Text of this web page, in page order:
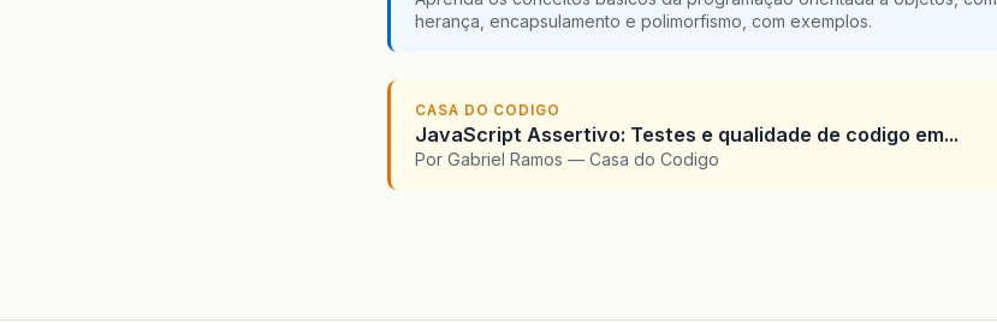
herança, encapsulamento e polimorfismo, com exemplos.
CASA DO CODIGO
JavaScript Assertivo: Testes e qualidade de codigo em...
Por Gabriel Ramos — Casa do Codigo